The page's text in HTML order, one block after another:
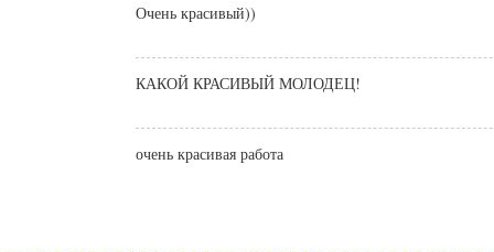
Очень красивый))
КАКОЙ КРАСИВЫЙ МОЛОДЕЦ!
очень красивая работа